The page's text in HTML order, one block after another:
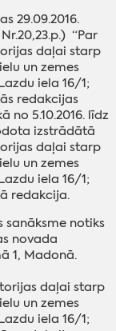
29.09.2016.
“Par
daļai starp
un zemes
iela 16/1;
redakcijas
no 5.10.2016. līdz
izstrādātā
daļai starp
un zemes
iela 16/1;
redakcija.
sanāksme notiks
novada
1, Madonā.
daļai starp
un zemes
iela 16/1;